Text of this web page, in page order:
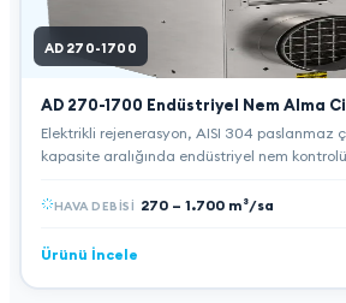
AD 270-1700
AD 270-1700 Endüstriyel Nem Alma
Elektrikli rejenerasyon, AISI 304 paslanmaz
kapasite aralığında endüstriyel nem
HAVA DEBISI 270 – 1.700 m³/sa
Ürünü İncele